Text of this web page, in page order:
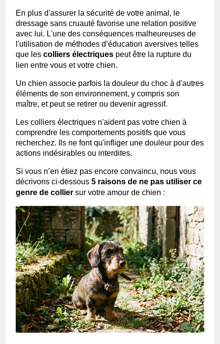
En plus d'assurer la sécurité de votre animal, le
dressage sans cruauté favorise une relation positive
avec lui. L'une des conséquences malheureuses de
l'utilisation de méthodes d’éducation aversives telles
que les colliers électriques peut être la rupture du
lien entre vous et votre chien.
Un chien associe parfois la douleur du choc à d'autres
éléments de son environnement, y compris son
maître, et peut se retirer ou devenir agressif.
Les colliers électriques n'aident pas votre chien à
comprendre les comportements positifs que vous
recherchez. Ils ne font qu'infliger une douleur pour des
actions indésirables ou interdites.
Si vous n’en étiez pas encore convaincu, nous vous
décrivons ci-dessous 5 raisons de ne pas utiliser ce
genre de collier sur votre amour de chien :